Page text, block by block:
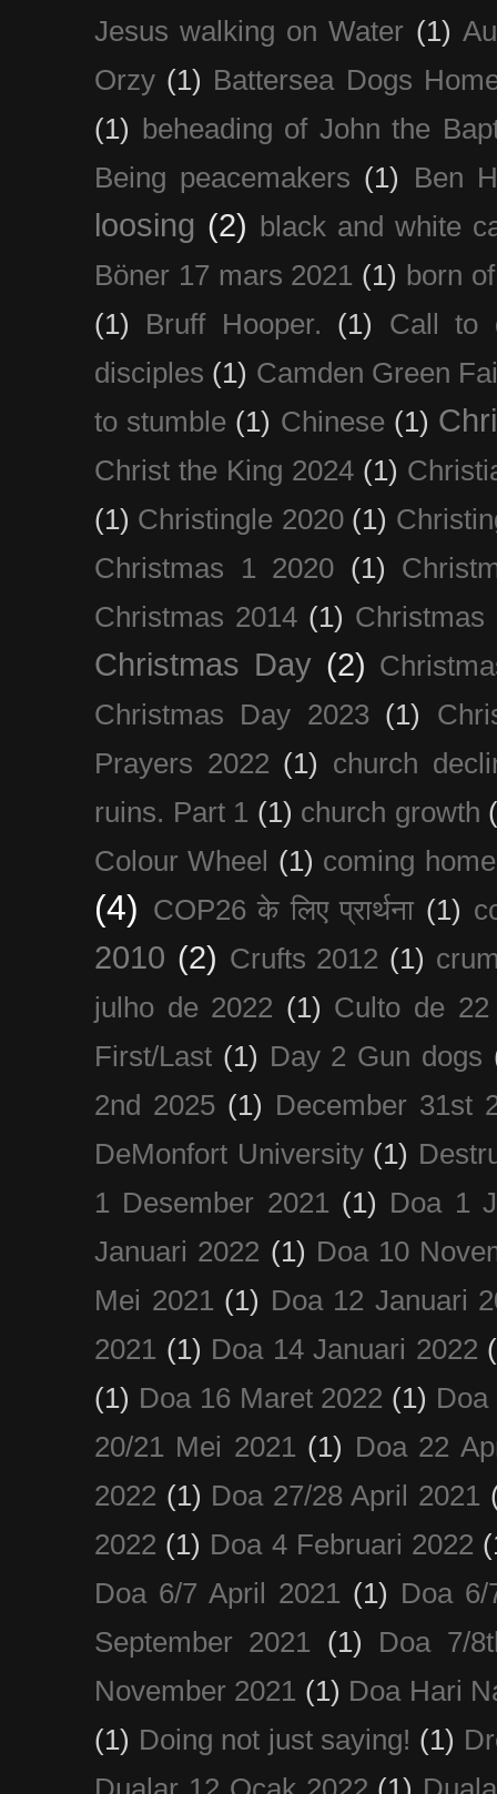
Jesus walking on Water (1)
Orzy (1) Battersea Dogs
(1) beheading of John the
Being peacemakers (1) Ben
loosing (2) black and white
Böner 17 mars 2021 (1) born
(1)
Bruff Hooper. (1)
Call to
disciples (1) Camden Green
to stumble (1) Chinese (1)
Christ the King 2024 (1)
(1) Christingle 2020 (1)
Christmas 1 2020 (1)
Christmas 2014 (1) Christmas
Christmas Day (2)
Christmas Day 2023 (1)
Prayers 2022 (1) church
ruins. Part 1 (1) church growth
Colour Wheel (1) coming
(4) COP26 के लिए प्रार्थना (1)
2010 (2) Crufts 2012 (1)
julho de 2022 (1) Culto de
First/Last (1) Day 2 Gun dogs
2nd 2025 (1) December 31st
DeMonfort University (1)
1 Desember 2021 (1) Doa 1
Januari 2022 (1) Doa 10
Mei 2021 (1) Doa 12 Januari
2021 (1) Doa 14 Januari 2022
(1) Doa 16 Maret 2022 (1) Doa
20/21 Mei 2021 (1) Doa 22
2022 (1) Doa 27/28 April 2021
2022 (1) Doa 4 Februari 2022
Doa 6/7 April 2021 (1) Doa
September 2021
(1)
Doa 7/
November 2021 (1) Doa Hari
(1) Doing not just saying! (1)